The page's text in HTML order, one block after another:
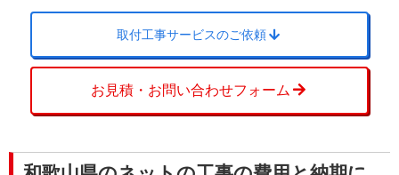
取付工事サービスのご依頼
お見積・お問い合わせフォーム